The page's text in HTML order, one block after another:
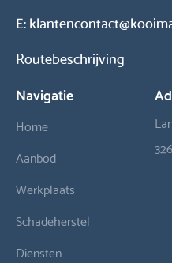
E:
Routebeschrijving
Navigatie
Home
Aanbod
Werkplaats
Schadeherstel
Diensten